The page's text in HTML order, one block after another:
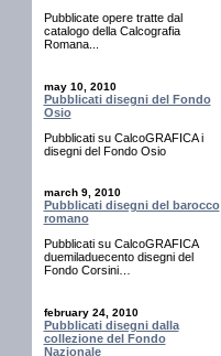
Pubblicate opere tratte dal
catalogo della Calcografia
Romana...
may 10, 2010
Pubblicati disegni del Fondo
Osio
Pubblicati su CalcoGRAFICA i
disegni del Fondo Osio
march 9, 2010
Pubblicati disegni del barocco
romano
Pubblicati su CalcoGRAFICA
duemiladuecento disegni del
Fondo Corsini…
february 24, 2010
Pubblicati disegni dalla
collezione del Fondo
Nazionale